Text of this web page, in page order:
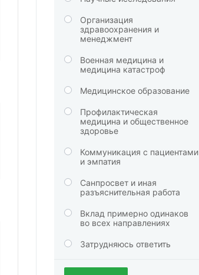
Организация
здравоохранения и
менеджмент
Военная медицина и
медицина катастроф
Медицинское образование
Профилактическая
медицина и общественное
здоровье
Коммуникация с пациентами
и эмпатия
Санпросвет и иная
разъяснительная работа
Вклад примерно одинаков
во всех направлениях
Затрудняюсь ответить